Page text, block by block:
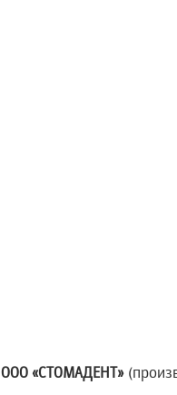
ООО «СТОМАДЕНТ»